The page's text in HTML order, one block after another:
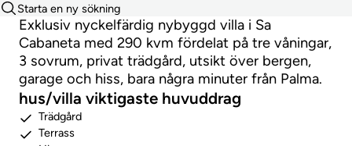
Starta en ny sökning
Exklusiv nyckelfärdig nybyggd villa i Sa
Cabaneta med 290 kvm fördelat på tre våningar,
3 sovrum, privat trädgård, utsikt över bergen,
garage och hiss, bara några minuter från Palma.
hus/villa viktigaste huvuddrag
Trädgård
Terrass